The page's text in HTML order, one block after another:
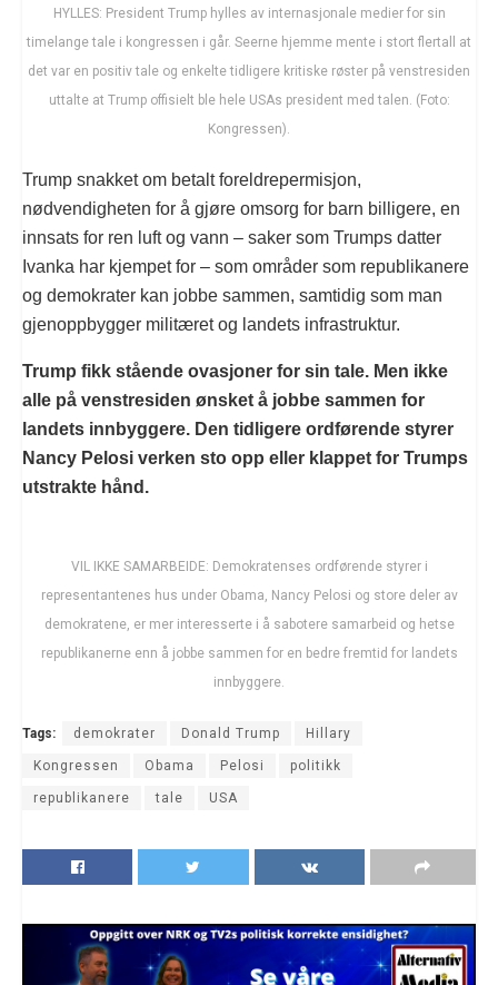
HYLLES: President Trump hylles av internasjonale medier for sin
timelange tale i kongressen i går. Seerne hjemme mente i stort flertall at
det var en positiv tale og enkelte tidligere kritiske røster på venstresiden
uttalte at Trump offisielt ble hele USAs president med talen. (Foto:
Kongressen).
Trump snakket om betalt foreldrepermisjon,
nødvendigheten for å gjøre omsorg for barn billigere, en
innsats for ren luft og vann – saker som Trumps datter
Ivanka har kjempet for – som områder som republikanere
og demokrater kan jobbe sammen, samtidig som man
gjenoppbygger militæret og landets infrastruktur.
Trump fikk stående ovasjoner for sin tale. Men ikke
alle på venstresiden ønsket å jobbe sammen for
landets innbyggere. Den tidligere ordførende styrer
Nancy Pelosi verken sto opp eller klappet for Trumps
utstrakte hånd.
VIL IKKE SAMARBEIDE: Demokratenses ordførende styrer i
representantenes hus under Obama, Nancy Pelosi og store deler av
demokratene, er mer interesserte i å sabotere samarbeid og hetse
republikanerne enn å jobbe sammen for en bedre fremtid for landets
innbyggere.
Tags: demokrater Donald Trump Hillary
Kongressen Obama Pelosi politikk
republikanere tale USA